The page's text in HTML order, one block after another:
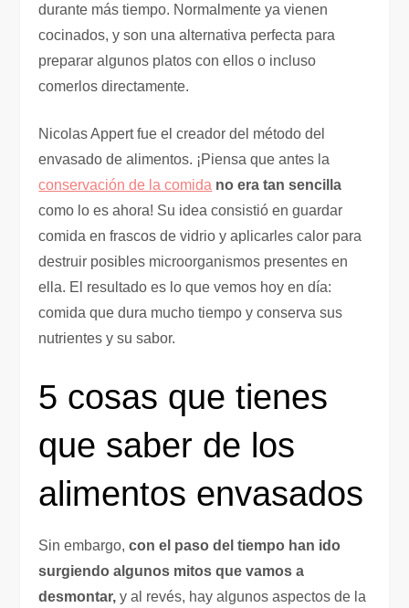
durante más tiempo. Normalmente ya vienen
cocinados, y son una alternativa perfecta para
preparar algunos platos con ellos o incluso
comerlos directamente.
Nicolas Appert fue el creador del método del
envasado de alimentos. ¡Piensa que antes la
conservación de la comida no era tan sencilla
como lo es ahora! Su idea consistió en guardar
comida en frascos de vidrio y aplicarles calor para
destruir posibles microorganismos presentes en
ella. El resultado es lo que vemos hoy en día:
comida que dura mucho tiempo y conserva sus
nutrientes y su sabor.
5 cosas que tienes
que saber de los
alimentos envasados
Sin embargo,con el paso del tiempo han ido
surgiendo algunos mitos que vamos a
desmontar, y al revés, hay algunos aspectos de la